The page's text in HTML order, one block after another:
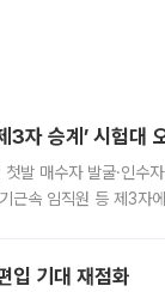
3자 승계’ 시험대
발 매수자 발굴·인수
근속 임직원 등 제3자
입 기대 재점화